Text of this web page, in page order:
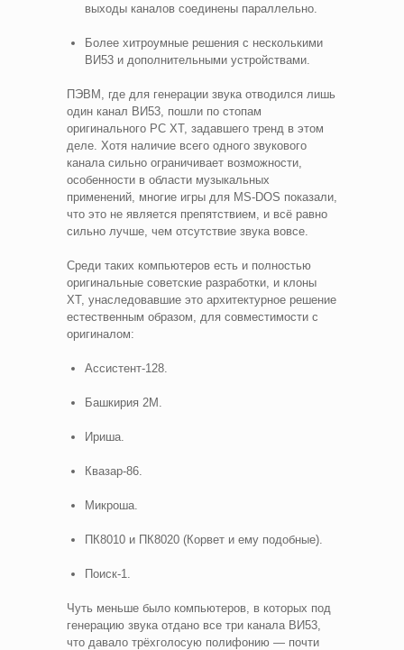
выходы каналов соединены параллельно.
Более хитроумные решения с несколькими
ВИ53 и дополнительными устройствами.
ПЭВМ, где для генерации звука отводился лишь
один канал ВИ53, пошли по стопам
оригинального PC XT, задавшего тренд в этом
деле. Хотя наличие всего одного звукового
канала сильно ограничивает возможности,
особенности в области музыкальных
применений, многие игры для MS-DOS показали,
что это не является препятствием, и всё равно
сильно лучше, чем отсутствие звука вовсе.
Среди таких компьютеров есть и полностью
оригинальные советские разработки, и клоны
XT, унаследовавшие это архитектурное решение
естественным образом, для совместимости с
оригиналом:
Ассистент-128.
Башкирия 2М.
Ириша.
Квазар-86.
Микроша.
ПК8010 и ПК8020 (Корвет и ему подобные).
Поиск-1.
Чуть меньше было компьютеров, в которых под
генерацию звука отдано все три канала ВИ53,
что давало трёхголосую полифонию — почти